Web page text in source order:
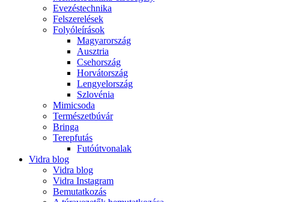
Evezéstechnika
Felszerelések
Folyóleírások
Magyarország
Ausztria
Csehország
Horvátország
Lengyelország
Szlovénia
Mimicsoda
Természetbúvár
Bringa
Terepfutás
Futóútvonalak
Vidra blog
Vidra blog
Vidra Instagram
Bemutatkozás